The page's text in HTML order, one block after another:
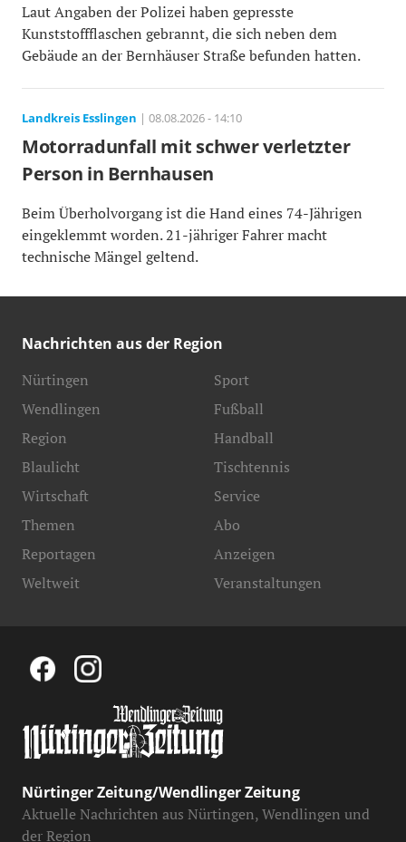
Laut Angaben der Polizei haben gepresste
Kunststoffflaschen gebrannt, die sich neben dem
Gebäude an der Bernhäuser Straße befunden hatten.
Landkreis Esslingen | 08.08.2026 - 14:10
Motorradunfall mit schwer verletzter
Person in Bernhausen
Beim Überholvorgang ist die Hand eines 74-Jährigen
eingeklemmt worden. 21-jähriger Fahrer macht
technische Mängel geltend.
Nachrichten aus der Region
Nürtingen
Wendlingen
Region
Blaulicht
Sport
Fußball
Handball
Tischtennis
Wirtschaft
Themen
Reportagen
Weltweit
Service
Abo
Anzeigen
Veranstaltungen
Nürtinger Zeitung/Wendlinger Zeitung
Aktuelle Nachrichten aus Nürtingen, Wendlingen und
der Region